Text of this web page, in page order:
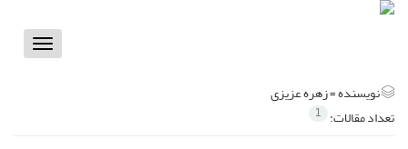
Toggle
نویسنده =زهره عزیزی
تعداد مقالات: 1